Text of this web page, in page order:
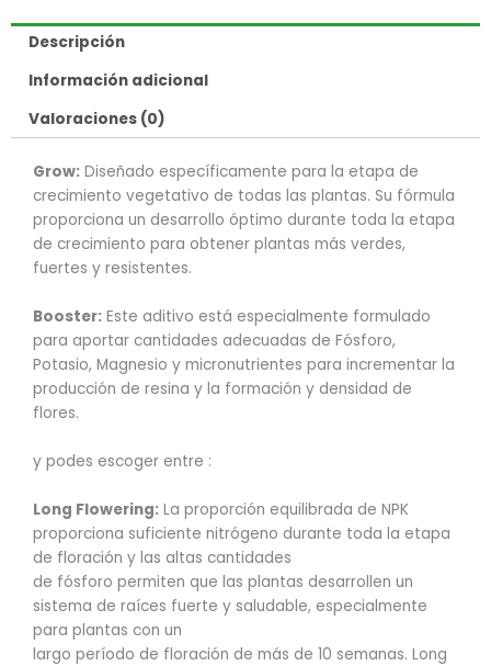
Descripción
Información adicional
Valoraciones (0)
Grow: Diseñado específicamente para la etapa de
crecimiento vegetativo de todas las plantas. Su fórmula
proporciona un desarrollo óptimo durante toda la etapa
de crecimiento para obtener plantas más verdes,
fuertes y resistentes.
Booster: Este aditivo está especialmente formulado
para aportar cantidades adecuadas de Fósforo,
Potasio, Magnesio y micronutrientes para incrementar la
producción de resina y la formación y densidad de
flores.
y podes escoger entre :
Long Flowering: La proporción equilibrada de NPK
proporciona suficiente nitrógeno durante toda la etapa
de floración y las altas cantidades
de fósforo permiten que las plantas desarrollen un
sistema de raíces fuerte y saludable, especialmente
para plantas con un
largo período de floración de más de 10 semanas. Long